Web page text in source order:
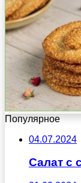
Популярное
04.07.2024
Салат с